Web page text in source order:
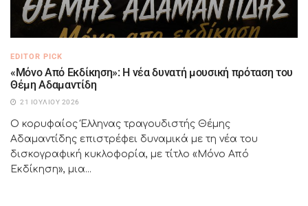
EDITOR PICK
«Μόνο Από Εκδίκηση»: Η νέα δυνατή μουσική πρόταση του
Θέμη Αδαμαντίδη
21 ΙΟΥΛΊΟΥ 2026
Ο κορυφαίος Έλληνας τραγουδιστής Θέμης
Αδαμαντίδης επιστρέφει δυναμικά με τη νέα του
δισκογραφική κυκλοφορία, με τίτλο «Μόνο Από
Εκδίκηση», μια...